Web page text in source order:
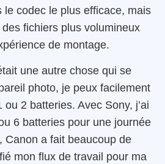
le codec le plus efficace, mais
fichiers plus volumineux
de montage.
une autre chose qui se
photo, je peux facilement
2 batteries. Avec Sony, j’ai
6 batteries pour une journée
Canon a fait beaucoup de
mon flux de travail pour ma